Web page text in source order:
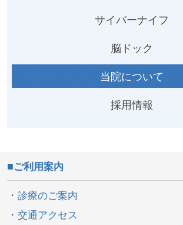
サイバーナイフ
脳ドック
当院について
採用情報
ご利用案内
診療のご案内
交通アクセス